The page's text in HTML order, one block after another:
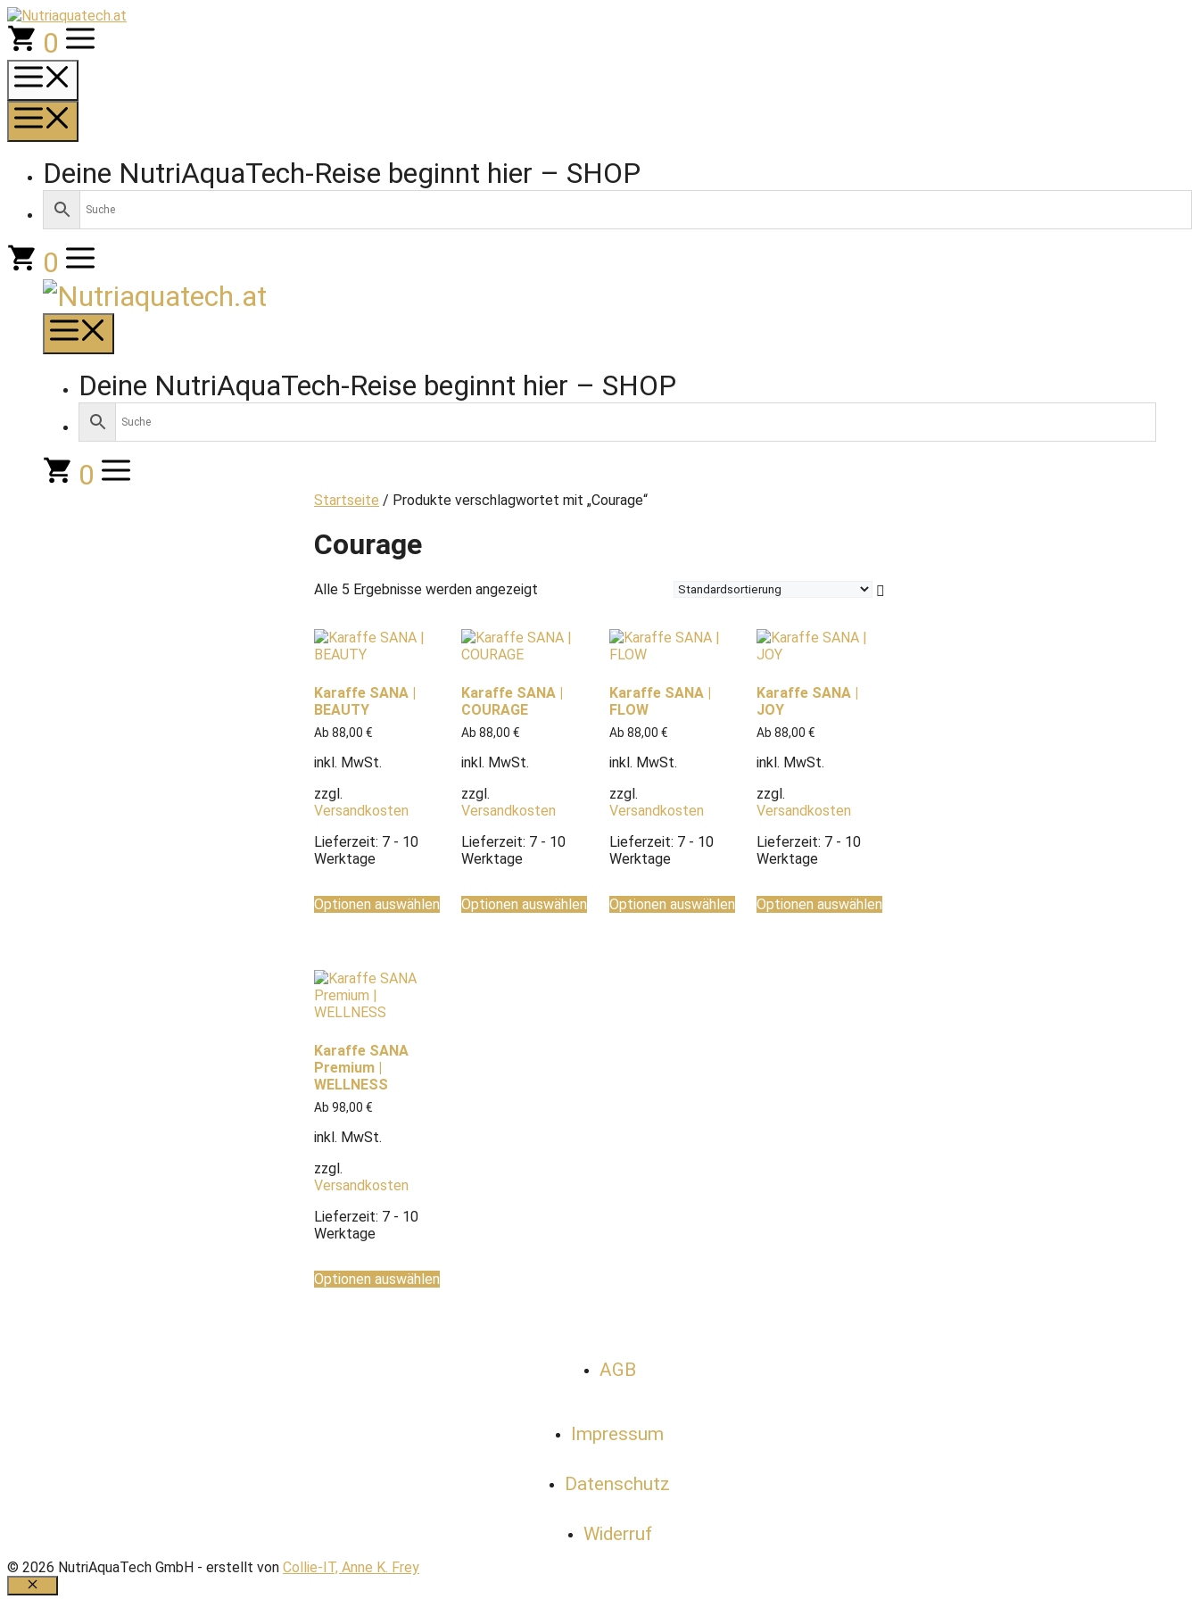
Zum
Inhalt
springen
0
Deine NutriAquaTech-Reise beginnt hier – SHOP
0
Deine NutriAquaTech-Reise beginnt hier – SHOP
0
Startseite / Produkte verschlagwortet mit „Courage“
Courage
Alle 5 Ergebnisse werden angezeigt
Karaffe SANA |
BEAUTY
Ab 88,00 €
inkl. MwSt.
zzgl.
Versandkosten
Lieferzeit: 7 - 10
Werktage
Optionen auswählen
Karaffe SANA |
COURAGE
Ab88,00€
inkl. MwSt.
zzgl.
Versandkosten
Lieferzeit: 7 - 10
Werktage
Optionen auswählen
Karaffe SANA |
FLOW
Ab 88,00 €
inkl. MwSt.
zzgl.
Versandkosten
Lieferzeit: 7 - 10
Werktage
Optionen auswählen
Karaffe SANA |
JOY
Ab88,00€
inkl. MwSt.
zzgl.
Versandkosten
Lieferzeit: 7 - 10
Werktage
Optionen auswählen
Karaffe SANA
Premium |
WELLNESS
Ab 98,00 €
inkl. MwSt.
zzgl.
Versandkosten
Lieferzeit: 7 - 10
Werktage
Optionen auswählen
AGB
Impressum
Datenschutz
Widerruf
© 2026 NutriAquaTech GmbH - erstellt von Collie-IT, Anne K. Frey